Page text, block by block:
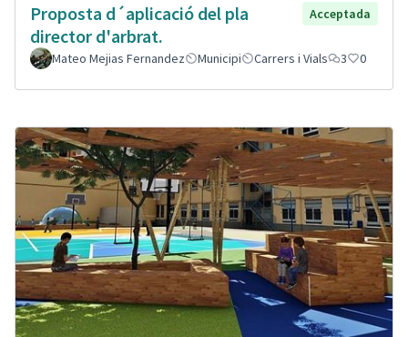
Proposta d´aplicació del pla
director d'arbrat.
Acceptada
Mateo Mejias Fernandez Municipi Carrers i Vials 3 0